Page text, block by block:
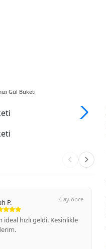
Gül Buketi
B. 4 ay önce
şaşırdım
bile daha canlı ve